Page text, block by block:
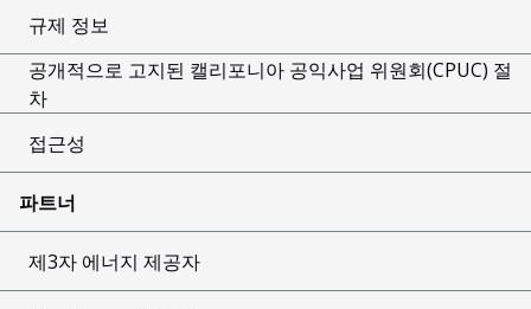
규제 정보
공개적으로 고지된 캘리포니아 공익사업 위원회(CPUC) 절
차
접근성
파트너
제3자 에너지 제공자